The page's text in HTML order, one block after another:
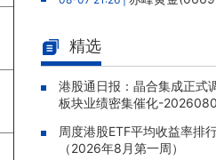
人民币5,406万元
08-07 20:07 |灵宝黄金
河勘查取得重大进展，保有
跃升至53.94吨
08-07 20:04 |迅策
立战略合作备忘，共探能源
精选
港股通日报：晶合集成正式
板块业绩密集催化-
周度港股ETF平均收益率排
（2026年8月第一周）